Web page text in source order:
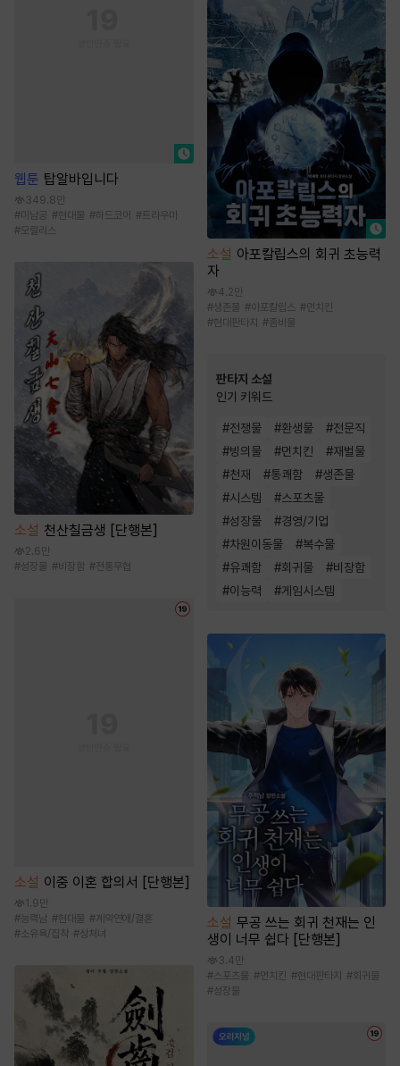
웹툰 탑알바입니다
349.8만
#미남공 #현대물 #하드코어 #트라우마
#모럴리스
소설 천산칠금생 [단행본]
2.6만
#성장물 #비장함 #전통무협
소설 이중 이혼 합의서 [단행본]
1.9만
#능력남 #현대물 # 계약연애/결혼
#소유욕/집착 #상처녀
소설 아포칼립스의 회귀 초능력
자
4.2만
#생존물 #아포칼립스 #먼치킨
#현대판타지 #좀비물
판타지 소설
인기 키워드
#전쟁물 #환생물 #전문직
#빙의물 #먼치킨 #재벌물
#천재 #통쾌함 #생존물
#시스템 #스포츠물
#성장물 #경영/기업
#차원이동물 #복수물
#유쾌함 #회귀물 #비장함
#이능력 #게임시스템
소설 무공 쓰는 회귀 천재는 인
생이 너무 쉽다 [단행본]
3.4만
#스포츠물 #먼치킨 #현대판타지 #회귀물
#성장물